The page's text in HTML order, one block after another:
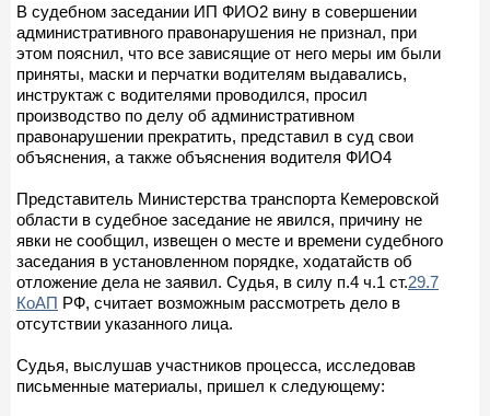
В судебном заседании ИП ФИО2 вину в совершении
административного правонарушения не признал, при
этом пояснил, что все зависящие от него меры им были
приняты, маски и перчатки водителям выдавались,
инструктаж с водителями проводился, просил
производство по делу об административном
правонарушении прекратить, представил в суд свои
объяснения, а также объяснения водителя ФИО4
Представитель Министерства транспорта Кемеровской
области в судебное заседание не явился, причину не
явки не сообщил, извещен о месте и времени судебного
заседания в установленном порядке, ходатайств об
отложение дела не заявил. Судья, в силу п.4 ч.1 ст.29.7
КоАП РФ, считает возможным рассмотреть дело в
отсутствии указанного лица.
Судья, выслушав участников процесса, исследовав
письменные материалы, пришел к следующему: